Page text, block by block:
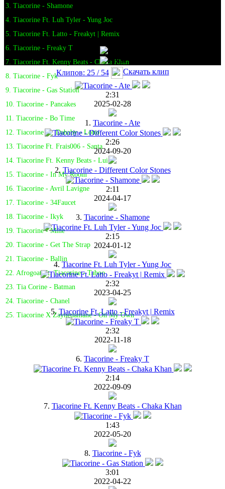
3. Tiacorine - Shamone
4. Tiacorine Ft. Luh Tyler - Yung Joc
5. Tiacorine Ft. Latto - Freakyt | Remix
6. Tiacorine - Freaky T
7. Tiacorine Ft. Kenny Beats - Chaka Khan
8. Tiacorine - Fyk
9. Tiacorine - Gas Station
10. Tiacorine - Pancakes
11. Tiacorine - Bo Time
12. Tiacorine Ft. Dababy - Lotto
13. Tiacorine Ft. Frais006 - Santa
14. Tiacorine Ft. Kenny Beats - Luigi
15. Tiacorine - In My Room
16. Tiacorine - Avril Lavigne
17. Tiacorine - 34Faucet
18. Tiacorine - Ikyk
19. Tiacorine - Mine
20. Tiacorine - Get The Strap
21. Tiacorine - Ballin
22. Afrogoat Ft. Tiacorine - Taboo
23. Tia Corine - Batman
24. Tiacorine - Chanel
25. Tiacorine X Zaynedamane - On My Own
Клипов: 25 / 54 Скачать клип
2:31
2025-02-28
1. Tiacorine - Ate
2:26
2024-09-20
2. Tiacorine - Different Color Stones
2:11
2024-04-17
3. Tiacorine - Shamone
2:15
2024-01-12
4. Tiacorine Ft. Luh Tyler - Yung Joc
2:32
2023-04-25
5. Tiacorine Ft. Latto - Freakyt | Remix
2:32
2022-11-18
6. Tiacorine - Freaky T
2:14
2022-09-09
7. Tiacorine Ft. Kenny Beats - Chaka Khan
1:43
2022-05-20
8. Tiacorine - Fyk
3:01
2022-04-22